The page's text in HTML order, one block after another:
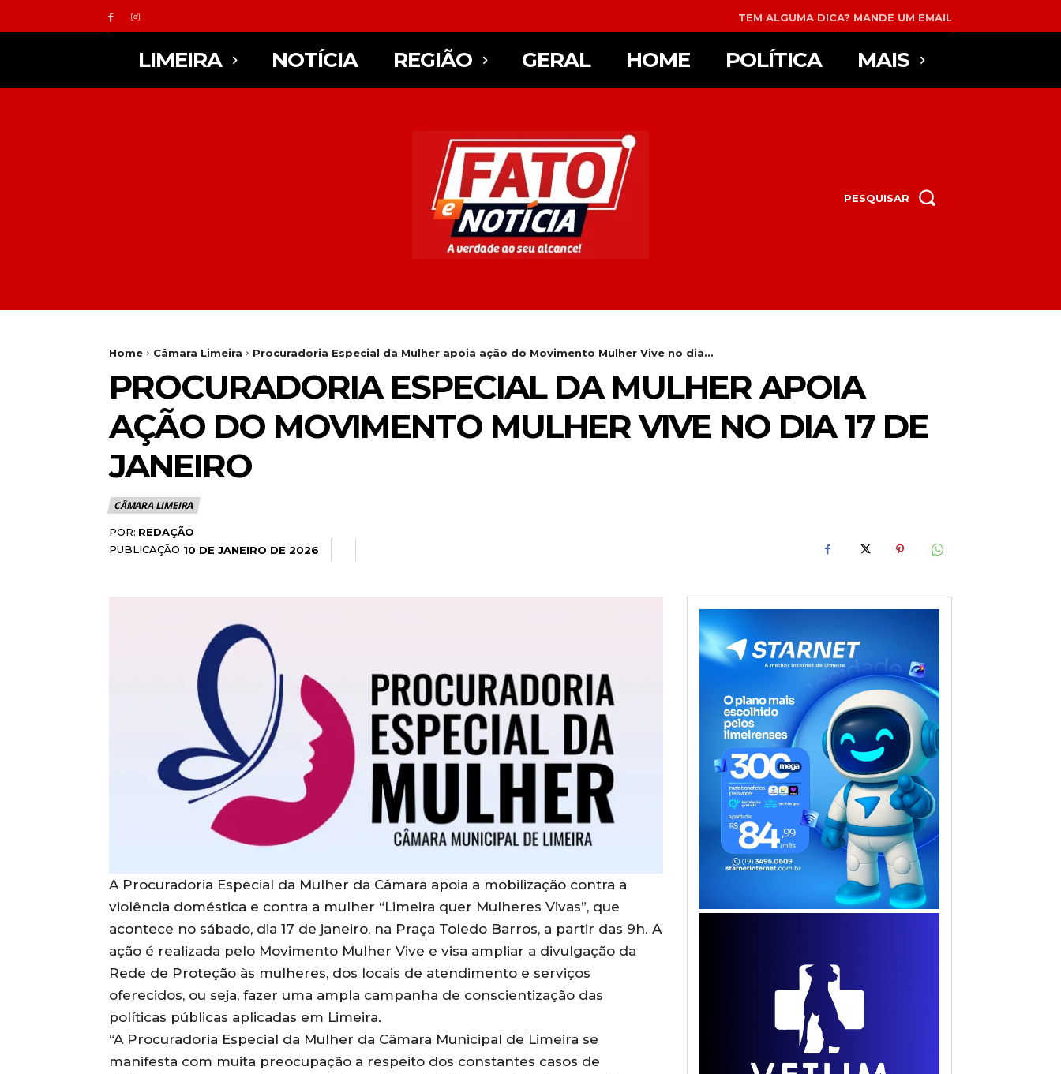
TEM ALGUMA DICA? MANDE UM EMAIL
LIMEIRA NOTÍCIA REGIÃO GERAL HOME POLÍTICA MAIS
PESQUISAR
Home Câmara Limeira Procuradoria Especial da Mulher apoia ação do Movimento Mulher Vive no dia...
PROCURADORIA ESPECIAL DA MULHER APOIA
AÇÃO DO MOVIMENTO MULHER VIVE NO DIA 17 DE
JANEIRO
CÂMARA LIMEIRA
POR: REDAÇÃO
PUBLICAÇÃO 10 DE JANEIRO DE 2026
A Procuradoria Especial da Mulher da Câmara apoia a mobilização contra a
violência doméstica e contra a mulher “Limeira quer Mulheres Vivas”, que
acontece no sábado, dia 17 de janeiro, na Praça Toledo Barros, a partir das 9h. A
ação é realizada pelo Movimento Mulher Vive e visa ampliar a divulgação da
Rede de Proteção às mulheres, dos locais de atendimento e serviços
oferecidos, ou seja, fazer uma ampla campanha de conscientização das
políticas públicas aplicadas em Limeira.
“A Procuradoria Especial da Mulher da Câmara Municipal de Limeira se
manifesta com muita preocupação a respeito dos constantes casos de